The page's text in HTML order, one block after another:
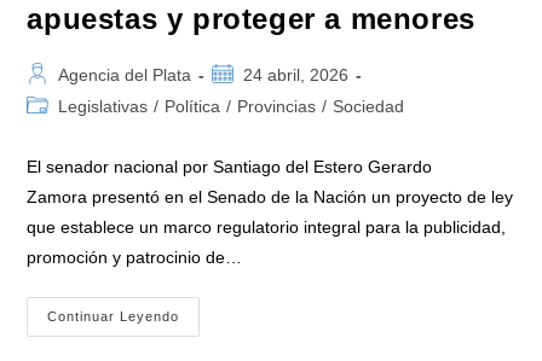
apuestas y proteger a menores
Autor
de
Agencia del Plata
Publicación
de
24 abril, 2026
Categoría
Legislativas / Política / Provincias / Sociedad
El senador nacional por Santiago del Estero Gerardo
Zamora presentó en el Senado de la Nación un proyecto de ley
que establece un marco regulatorio integral para la publicidad,
promoción y patrocinio de…
Continuar Leyendo
Impulsa